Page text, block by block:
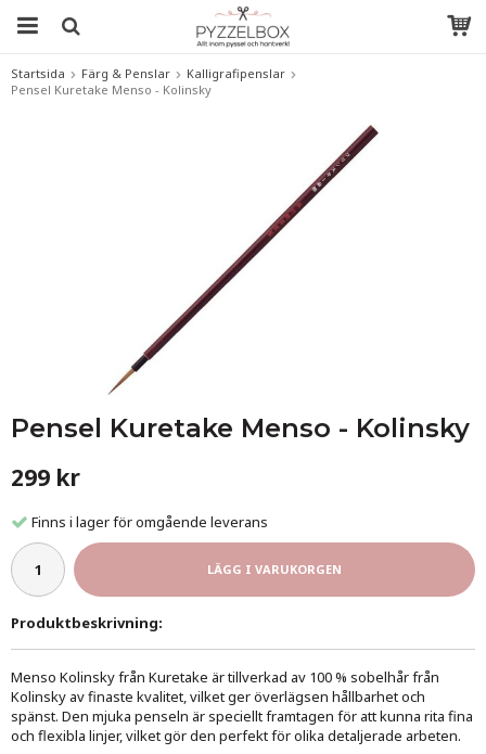
Startsida Färg & Penslar
Kalligrafipenslar
Pensel Kuretake Menso - Kolinsky
Pensel Kuretake Menso - Kolinsky
299 kr
Finns i lager för omgående leverans
LÄGG I VARUKORGEN
Produktbeskrivning:
Menso Kolinsky från Kuretake är tillverkad av 100 % sobelhår från
Kolinsky av finaste kvalitet, vilket ger överlägsen hållbarhet och
spänst. Den mjuka penseln är speciellt framtagen för att kunna rita fina
och flexibla linjer, vilket gör den perfekt för olika detaljerade arbeten.